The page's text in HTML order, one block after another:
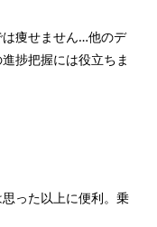
痩せません…他のデ
捗把握には役立ちま
った以上に便利。乗